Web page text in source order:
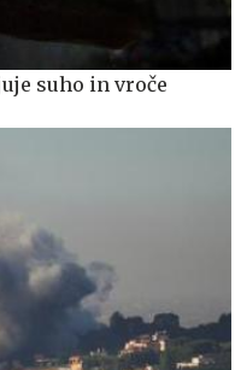
suho in vroče